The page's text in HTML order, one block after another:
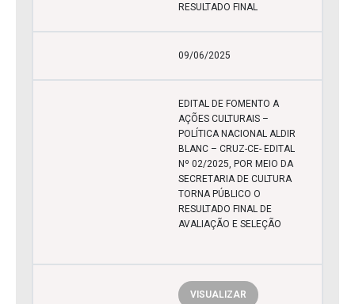
RESULTADO FINAL
09/06/2025
EDITAL DE FOMENTO A
AÇÕES CULTURAIS –
POLÍTICA NACIONAL ALDIR
BLANC – CRUZ-CE- EDITAL
Nº 02/2025, POR MEIO DA
SECRETARIA DE CULTURA
TORNA PÚBLICO O
RESULTADO FINAL DE
AVALIAÇÃO E SELEÇÃO
VISUALIZAR